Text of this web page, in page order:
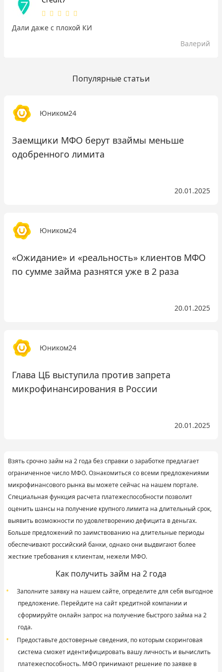
Дали даже с плохой КИ
Валерий
Популярные статьи
Юником24
Заемщики МФО берут взаймы меньше
одобренного лимита
20.01.2025
Юником24
«Ожидание» и «реальность» клиентов МФО
по сумме займа разнятся уже в 2 раза
20.01.2025
Юником24
Глава ЦБ выступила против запрета
микрофинансирования в России
20.01.2025
Взять срочно займ на 2 года без справки о заработке предлагает
ограниченное число МФО. Ознакомиться со всеми предложениями
микрофинансового рынка вы можете сейчас на нашем портале.
Специальная функция расчета платежеспособности позволит
оценить шансы на получение крупного лимита на длительный срок,
выявить возможности по удовлетворению дефицита в деньгах.
Больше предложений по заимствованию на длительные периоды
обеспечивают российский банки, однако они выдвигают более
жесткие требования к клиентам, нежели МФО.
Как получить займ на 2 года
Заполните заявку на нашем сайте, определите для себя выгодное
предложение. Перейдите на сайт кредитной компании и
сформируйте онлайн запрос на получение быстрого займа на 2
года.
Предоставьте достоверные сведения, по которым скоринговая
система сможет идентифицировать вашу личность и вычислить
платежеспособность. МФО принимают решение по заявке в